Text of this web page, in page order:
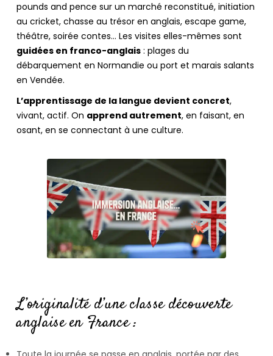
pounds and pence sur un marché reconstitué, initiation
au cricket, chasse au trésor en anglais, escape game,
théâtre, soirée contes… Les visites elles-mêmes sont
guidées en franco-anglais : plages du
débarquement en Normandie ou port et marais salants
en Vendée.
L’apprentissage de la langue devient concret,
vivant, actif. On apprend autrement, en faisant, en
osant, en se connectant à une culture.
L’originalité d’une classe découverte
anglaise en France :